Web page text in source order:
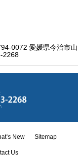
0072 愛媛県今治市山
2268
New Sitemap
Us